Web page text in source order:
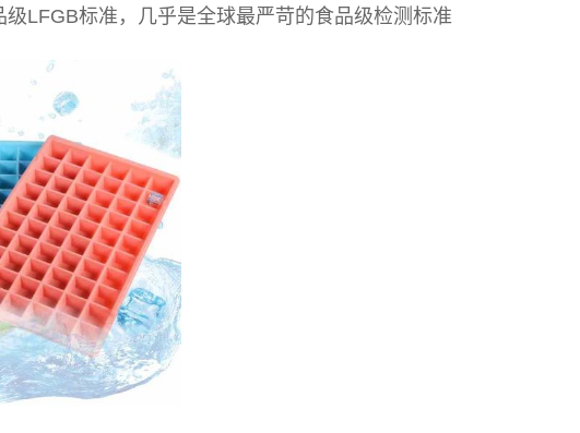
LFGB标准，几乎是全球最严苛的食品级检测标准